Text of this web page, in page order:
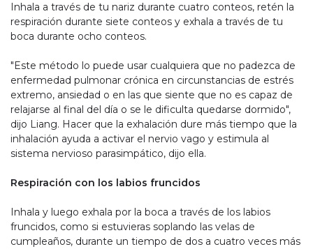
Inhala a través de tu nariz durante cuatro conteos, retén la
respiración durante siete conteos y exhala a través de tu
boca durante ocho conteos.
"Este método lo puede usar cualquiera que no padezca de
enfermedad pulmonar crónica en circunstancias de estrés
extremo, ansiedad o en las que siente que no es capaz de
relajarse al final del día o se le dificulta quedarse dormido",
dijo Liang. Hacer que la exhalación dure más tiempo que la
inhalación ayuda a activar el nervio vago y estimula al
sistema nervioso parasimpático, dijo ella.
Respiración con los labios fruncidos
Inhala y luego exhala por la boca a través de los labios
fruncidos, como si estuvieras soplando las velas de
cumpleaños, durante un tiempo de dos a cuatro veces más